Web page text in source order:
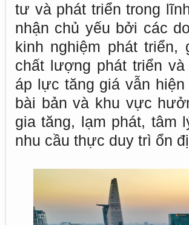
tư và phát triển trong
nhận chủ yếu bởi các
kinh nghiệm phát
chất lượng phát triển
áp lực tăng giá vẫn
bài bản và khu vực
gia tăng, lạm phát, tâm
nhu cầu thực duy trì ổn